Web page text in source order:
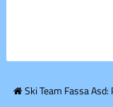
inverno
Ski Team Fassa